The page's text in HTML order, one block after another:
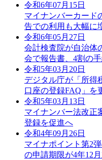
令和6年07月15日
マイナンバーカード
告での利用も大幅に
令和6年05月27日
会計検査院が自治体
会で報告書、4割の
令和5年03月20日
デジタル庁が「所得
口座の登録FAQ」を
令和5年03月13日
マイナンバー法改正
登録を促進へ
令和4年09月26日
マイナポイント第2
の申請期限が4年12